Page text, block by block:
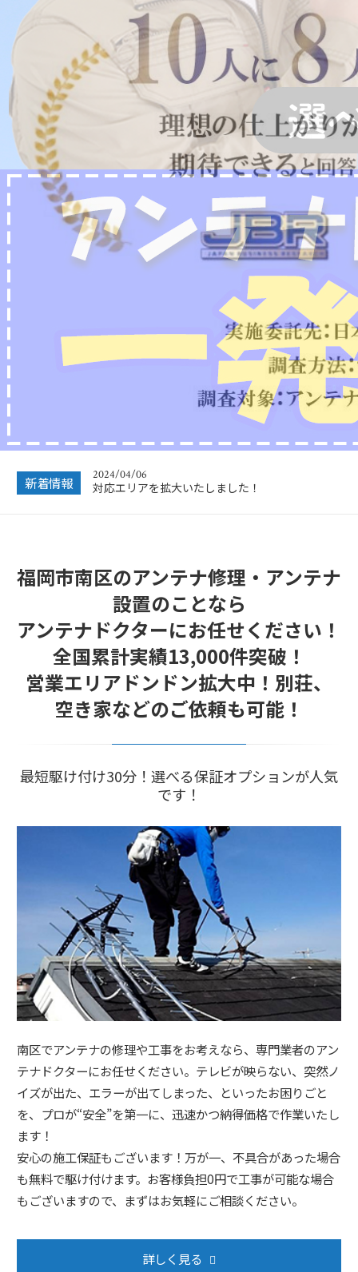
新着情報
フリーボイス（0120番号）への発信につきまし
年末年始休業のお知らせ
2024/04/06
対応エリアを拡大いたしました！
2022/12/26
年末年始休暇につきまして
2022/07/04
フリーボイス（0120番号）への発信につきまし
て
2024/12/28
年末年始休業のお知らせ
福岡市南区のアンテナ修理・アンテナ
設置のことなら
アンテナドクターにお任せください！
全国累計実績13,000件突破！
営業エリアドンドン拡大中！別荘、
空き家などのご依頼も可能！
最短駆け付け30分！選べる保証オプションが人気
です！
南区でアンテナの修理や工事をお考えなら、専門業者のアン
テナドクターにお任せください。テレビが映らない、突然ノ
イズが出た、エラーが出てしまった、といったお困りごと
を、プロが“安全”を第一に、迅速かつ納得価格で作業いたし
ます！
安心の施工保証もございます！万が一、不具合があった場合
も無料で駆け付けます。お客様負担0円で工事が可能な場合
もございますので、まずはお気軽にご相談ください。
詳しく見る